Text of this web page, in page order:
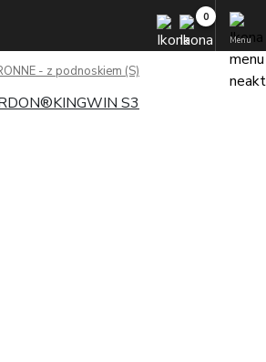
Menu
- z podnoskiem (S)